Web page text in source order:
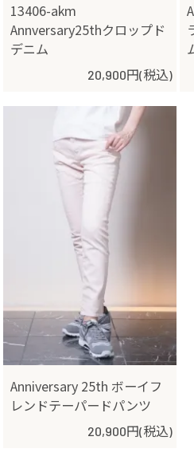
13406-akm
Annversary25thクロップド
デニム
20,900円(税込)
Anniversary 25th ボーイフ
レンドテーパードパンツ
20,900円(税込)